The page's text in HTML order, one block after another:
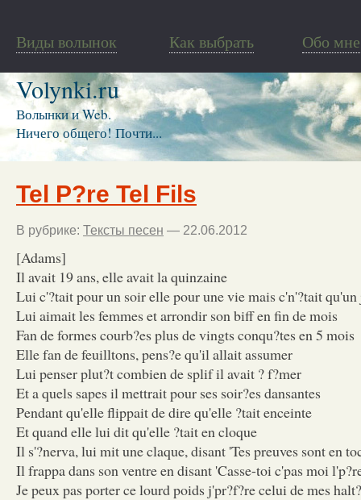
Виды волынок Как выбрать Обо мне
Volynki.ru
Волынки и Web.
Ничего общего! Почти...
Tel P?re Tel Fils
В рубрике: Тексты песен — 22.06.2012
[Adams]
Il avait 19 ans, elle avait la quinzaine
Lui c'?tait pour un soir elle pour une vie mais c'n'?tait qu'un
Lui aimait les femmes et arrondir son biff en fin de mois
Fan de formes courb?es plus de vingts conqu?tes en 5 mois
Elle fan de feuilltons, pens?e qu'il allait assumer
Lui penser plut?t combien de splif il avait ? f?mer
Et a quels sapes il mettrait pour ses soir?es dansantes
Pendant qu'elle flippait de dire qu'elle ?tait enceinte
Et quand elle lui dit qu'elle ?tait en cloque
Il s'?nerva, lui mit une claque, disant 'Tes preuves sont en
Il frappa dans son ventre en disant 'Casse-toi c'pas moi
Je peux pas porter ce lourd poids j'pr?f?re celui de mes